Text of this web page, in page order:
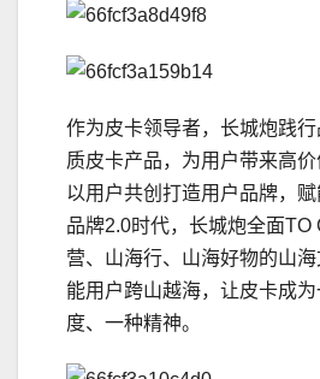
作为皮卡领导者，长城炮践
质皮卡产品，为用户带来高
以用户共创打造用户品牌，赋
品牌2.0时代，长城炮全面TO
营、山海行、山海好物的山
能用户跨山越海，让皮卡成
度、一种精神。